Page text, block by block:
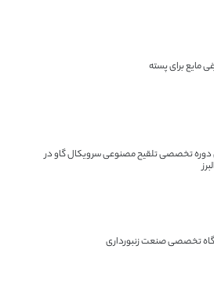
مایع برای پسته
دوره تخصصی تلقیح مصنوعی سرویکال گاو در
تخصصی صنعت زنبورداری